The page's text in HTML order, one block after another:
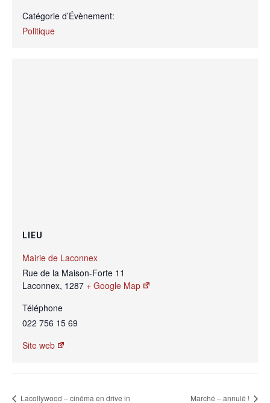
Catégorie d’Évènement:
Politique
LIEU
Mairie de Laconnex
Rue de la Maison-Forte 11
Laconnex, 1287 + Google Map
Téléphone
022 756 15 69
Site web
Lacollywood – cinéma en drive in Marché – annulé !